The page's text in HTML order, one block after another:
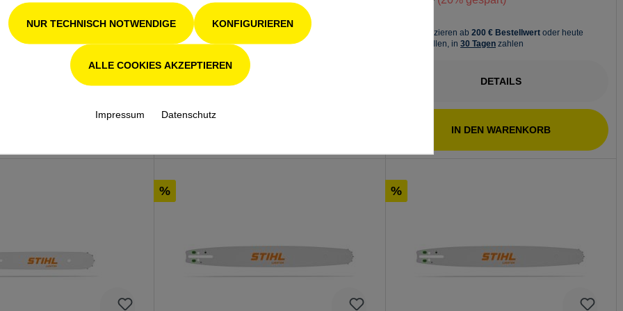
DETAILS
IN DEN WARENKORB
% %
NUR TECHNISCH NOTWENDIGE KONFIGURIEREN
ALLE COOKIES AKZEPTIEREN
Impressum Datenschutz